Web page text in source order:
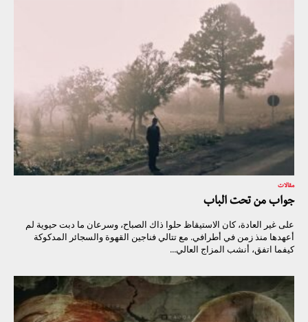
مقالات
جواب من تحت الباب
على غير العادة، كان الاستيقاظ حلوا ذاك الصباح، وسرعان ما دبت حيوية لم
أعهدها منذ زمن في أطرافي. مع تتالي فناجين القهوة والسجائر المدكوكة
كيفما اتفق، أنشب المزاج العالي...